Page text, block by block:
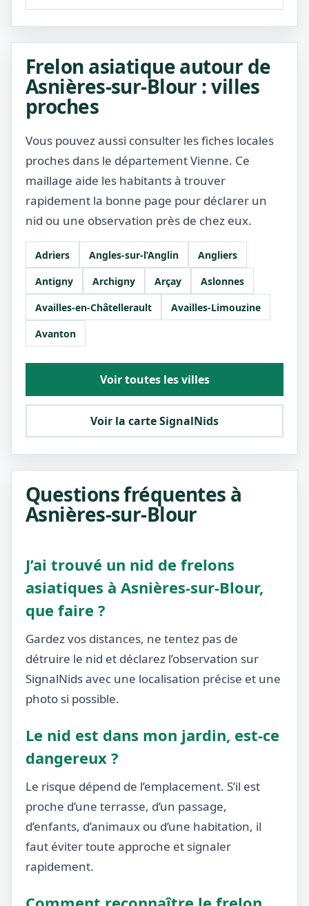
Frelon asiatique autour de
Asnières-sur-Blour : villes
proches
Vous pouvez aussi consulter les fiches locales
proches dans le département Vienne. Ce
maillage aide les habitants à trouver
rapidement la bonne page pour déclarer un
nid ou une observation près de chez eux.
Adriers Angles-sur-l’Anglin
Angliers
Antigny
Archigny Arçay
Aslonnes
Availles-en-Châtellerault
Availles-Limouzine
Avanton
Voir toutes les villes
Voir la carte SignalNids
Questions fréquentes à
Asnières-sur-Blour
J’ai trouvé un nid de frelons
asiatiques à Asnières-sur-Blour,
que faire ?
Gardez vos distances, ne tentez pas de
détruire le nid et déclarez l’observation sur
SignalNids avec une localisation précise et une
photo si possible.
Le nid est dans mon jardin, est-ce
dangereux ?
Le risque dépend de l’emplacement. S’il est
proche d’une terrasse, d’un passage,
d’enfants, d’animaux ou d’une habitation, il
faut éviter toute approche et signaler
rapidement.